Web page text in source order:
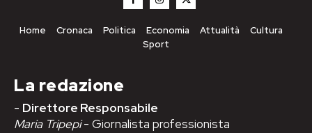
Home Cronaca Politica Economia Attualità
Cultura
Sport
La redazione
- Direttore Responsabile
Maria Tripepi- Giornalista professionista